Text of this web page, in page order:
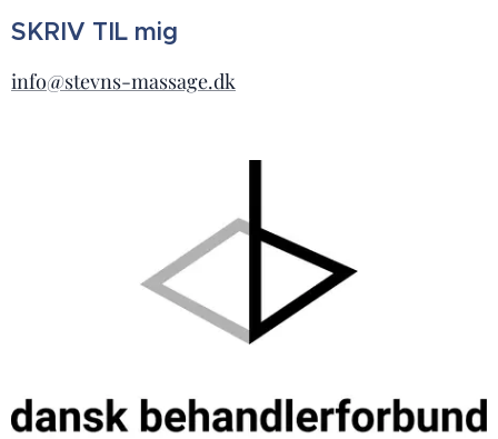
SKRIV TIL mig
info@stevns-massage.dk